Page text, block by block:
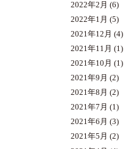
2022年2月 (6)
2022年1月 (5)
2021年12月 (4)
2021年11月 (1)
2021年10月 (1)
2021年9月 (2)
2021年8月 (2)
2021年7月 (1)
2021年6月 (3)
2021年5月 (2)